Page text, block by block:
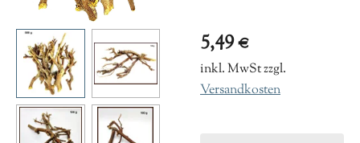
5,49 €
inkl. MwSt zzgl.
Versandkosten